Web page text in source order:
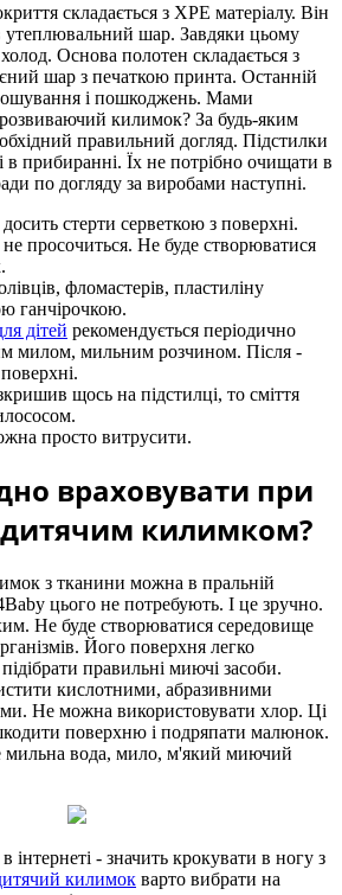
складається з XPE матеріалу. Він
утеплювальний шар. Завдяки цьому
Основа полотен складається з
шар з печаткою принта. Останній
і пошкоджень. Мами
розвиваючий килимок? За будь-яким
правильний догляд. Підстилки
в прибиранні. Їх не потрібно очищати в
по догляду за виробами наступні.
стерти серветкою з поверхні.
просочиться. Не буде створюватися
фломастерів, пластиліну
ганчірочкою.
дітей рекомендується періодично
милом, мильним розчином. Після -
щось на підстилці, то сміття
просто витрусити.
враховувати при
дитячим килимком?
з тканини можна в пральній
цього не потребують. І це зручно.
Не буде створюватися середовище
Його поверхня легко
правильні миючі засоби.
кислотними, абразивними
Не можна використовувати хлор. Ці
поверхню і подряпати малюнок.
мильна вода, мило, м'який миючий
інтернеті - значить крокувати в ногу з
килимок варто вибрати на